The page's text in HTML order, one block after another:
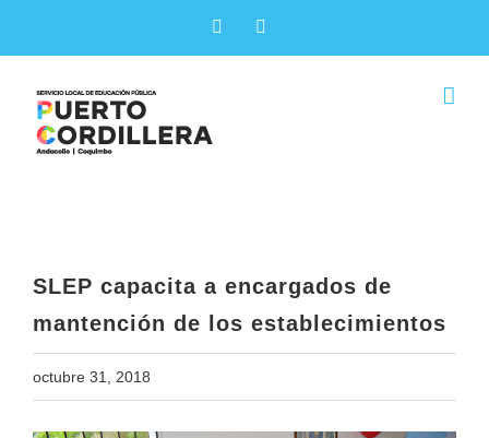
Facebook
SLEP capacita a encargados de
mantención de los establecimientos
octubre 31, 2018